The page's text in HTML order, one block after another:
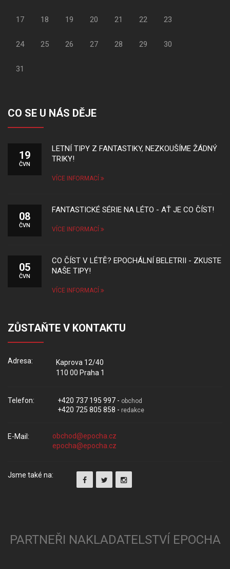
17 18 19 20 21 22 23
24 25 26 27 28 29 30
31
CO SE U NÁS DĚJE
19
ČVN
LETNÍ TIPY Z FANTASTIKY, NEZKOUŠÍME ŽÁDNÝ
TRIKY!
VÍCE INFORMACÍ
08
ČVN
FANTASTICKÉ SÉRIE NA LÉTO - AŤ JE CO ČÍST!
VÍCE INFORMACÍ
05
ČVN
CO ČÍST V LÉTĚ? EPOCHÁLNÍ BELETRII - ZKUSTE
NAŠE TIPY!
VÍCE INFORMACÍ
ZŮSTAŇTE V KONTAKTU
Adresa:
Kaprova 12/40
110 00 Praha 1
Telefon: +420 737 195 997 - obchod
+420 725 805 858 - redakce
E-Mail:
Jsme také na:
PARTNEŘI NAKLADATELSTVÍ EPOCHA